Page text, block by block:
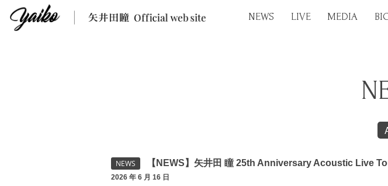
NEWS LIVE MEDIA
NEWS 【NEWS】矢井田 瞳 25th Anniversary Acoustic Live
2026 年 6 月 16 日